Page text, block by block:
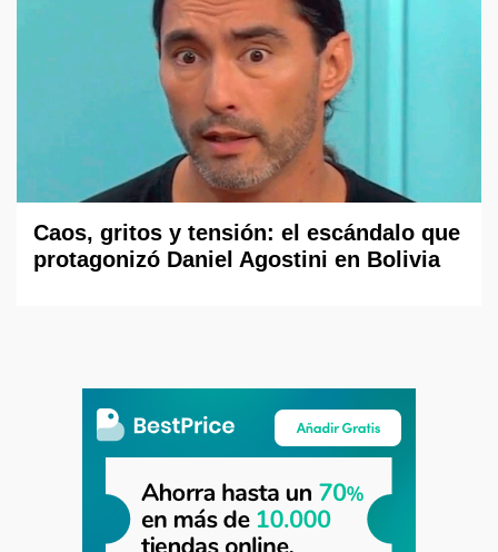
Caos, gritos y tensión: el escándalo que
protagonizó Daniel Agostini en Bolivia